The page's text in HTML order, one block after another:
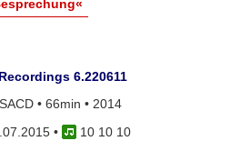
6.220611
• 66min • 2014
•
10 10 10